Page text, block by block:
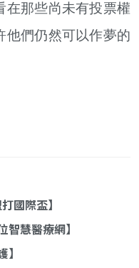
在那些尚未有投票權
他們仍然可以作夢的
國際盃
智慧醫療網